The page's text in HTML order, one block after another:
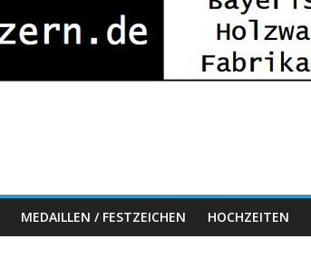
MEDAILLEN / FESTZEICHEN HOCHZEITEN